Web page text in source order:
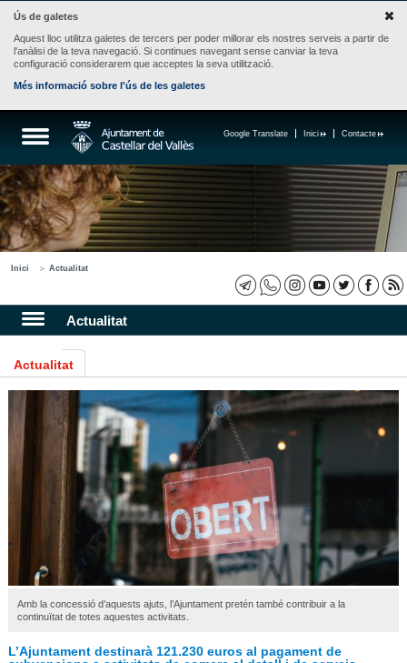
Ús de galetes
Aquest lloc utilitza galetes de tercers per poder millorar els nostres serveis a partir de
l'anàlisi de la teva navegació. Si continues navegant sense canviar la teva
configuració considerarem que acceptes la seva utilització.
Més informació sobre l'ús de les galetes
Contacte
Inici
Google Translate
Inici Actualitat
Actualitat
Actualitat
Amb la concessió d’aquests ajuts, l’Ajuntament pretén també contribuir a la
continuïtat de totes aquestes activitats.
L’Ajuntament destinarà 121.230 euros al pagament de